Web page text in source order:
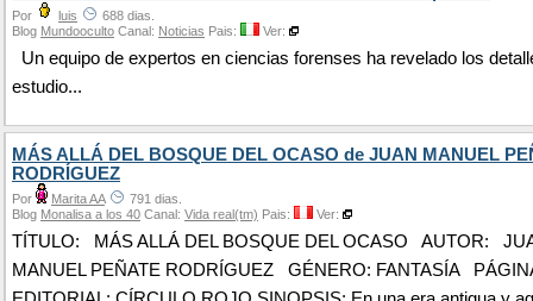
Por luis
688 dias.
Blog Mundooculto Canal: Noticias Pais: Ver:
Un equipo de expertos en ciencias forenses ha revelado los
estudio...
MÁS ALLÁ DEL BOSQUE DEL OCASO de JUAN MANUEL
RODRÍGUEZ
Por Marita AA
791 dias.
Blog Monalisa a los 40 Canal: Vida real(tm) Pais: Ver:
TÍTULO: MÁS ALLÁ DEL BOSQUE DEL OCASO AUTOR:
MANUEL PEÑATE RODRÍGUEZ GÉNERO: FANTASÍA